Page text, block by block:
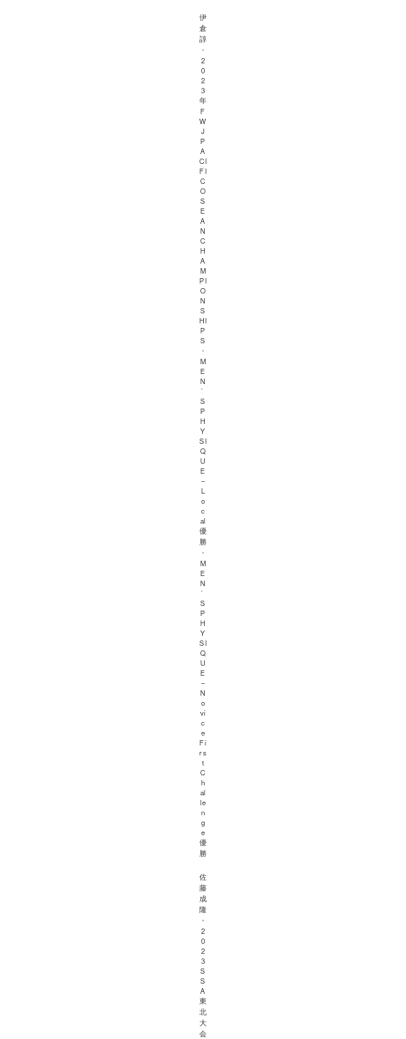
伊
倉
諄
・
2
0
2
3
年
F
W
J
P
A
CI
FI
C
O
S
E
A
N
C
H
A
M
PI
O
N
S
HI
P
S
・
M
E
N
`
S
P
H
Y
SI
Q
U
E
–
L
o
c
al
優
勝
・
M
E
N
`
S
P
H
Y
SI
Q
U
E
–
N
o
vi
c
e
Fi
rs
t
C
h
al
le
n
g
e
優
勝
佐
藤
成
隆
・
2
0
2
3
S
S
A
東
北
大
会